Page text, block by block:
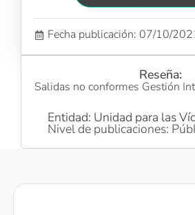
Fecha publicación: 07/10/
Reseña:
Salidas no conformes Gestión
Entidad: Unidad para las
Nivel de publicaciones: